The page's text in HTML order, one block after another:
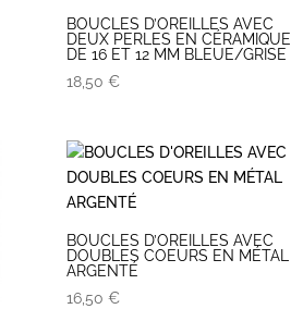
BOUCLES D’OREILLES AVEC
DEUX PERLES EN CÉRAMIQUE
DE 16 ET 12 MM BLEUE/GRISE
18,50 €
BOUCLES D’OREILLES AVEC
DOUBLES COEURS EN MÉTAL
ARGENTÉ
16,50 €